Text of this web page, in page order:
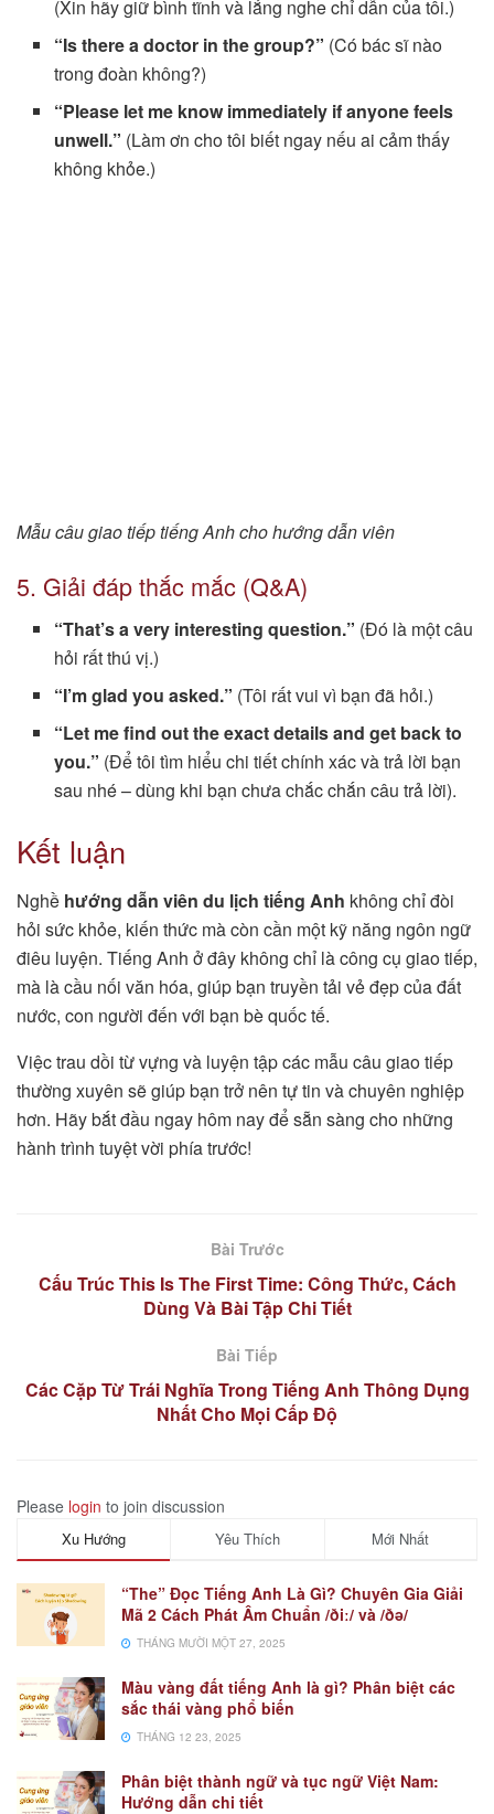
(Xin hãy giữ bình tĩnh và lắng nghe chỉ dẫn của tôi.)
“Is there a doctor in the group?” (Có bác sĩ nào
trong đoàn không?)
“Please let me know immediately if anyone feels
unwell.” (Làm ơn cho tôi biết ngay nếu ai cảm thấy
không khỏe.)
Mẫu câu giao tiếp tiếng Anh cho hướng dẫn viên
5. Giải đáp thắc mắc (Q&A)
“That’s a very interesting question.” (Đó là một câu
hỏi rất thú vị.)
“I’m glad you asked.” (Tôi rất vui vì bạn đã hỏi.)
“Let me find out the exact details and get back to
you.” (Để tôi tìm hiểu chi tiết chính xác và trả lời bạn
sau nhé – dùng khi bạn chưa chắc chắn câu trả lời).
Kết luận
Nghề hướng dẫn viên du lịch tiếng Anh không chỉ đòi
hỏi sức khỏe, kiến thức mà còn cần một kỹ năng ngôn ngữ
điêu luyện. Tiếng Anh ở đây không chỉ là công cụ giao tiếp,
mà là cầu nối văn hóa, giúp bạn truyền tải vẻ đẹp của đất
nước, con người đến với bạn bè quốc tế.
Việc trau dồi từ vựng và luyện tập các mẫu câu giao tiếp
thường xuyên sẽ giúp bạn trở nên tự tin và chuyên nghiệp
hơn. Hãy bắt đầu ngay hôm nay để sẵn sàng cho những
hành trình tuyệt vời phía trước!
Bài Trước
Cấu Trúc This Is The First Time: Công Thức, Cách
Dùng Và Bài Tập Chi Tiết
Bài Tiếp
Các Cặp Từ Trái Nghĩa Trong Tiếng Anh Thông Dụng
Nhất Cho Mọi Cấp Độ
Please login to join discussion
Xu Hướng Yêu Thích Mới Nhất
“The” Đọc Tiếng Anh Là Gì? Chuyên Gia Giải
Mã 2 Cách Phát Âm Chuẩn /ðiː/ và /ðə/
THÁNG MƯỜI MỘT 27, 2025
Màu vàng đất tiếng Anh là gì? Phân biệt các
sắc thái vàng phổ biến
THÁNG 12 23, 2025
Phân biệt thành ngữ và tục ngữ Việt Nam:
Hướng dẫn chi tiết